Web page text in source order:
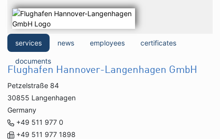
services news employees certificates
documents
Flughafen Hannover-Langenhagen GmbH
Petzelstraße 84
30855 Langenhagen
Germany
+49 511 977 0
+49 511 977 1898